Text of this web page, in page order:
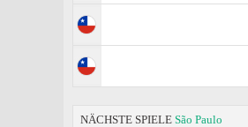
NÄCHSTE SPIELE São Paulo